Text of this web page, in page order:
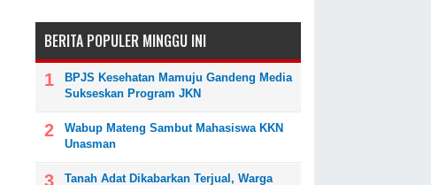
BERITA POPULER MINGGU INI
BPJS Kesehatan Mamuju Gandeng Media
Sukseskan Program JKN
Wabup Mateng Sambut Mahasiswa KKN
Unasman
Tanah Adat Dikabarkan Terjual, Warga